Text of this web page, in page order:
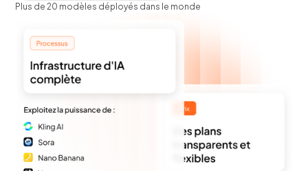
Plus de 20 modèles déployés dans le monde